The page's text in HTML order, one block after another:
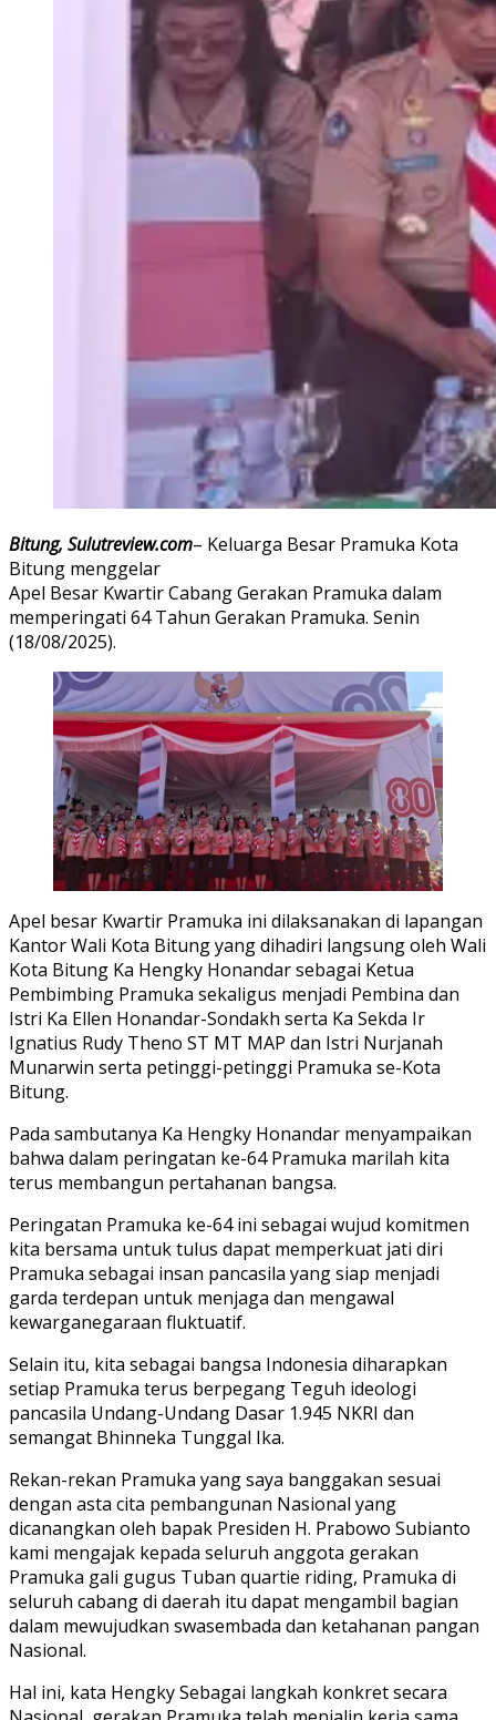
Bitung, Sulutreview.com– Keluarga Besar Pramuka Kota
Bitung menggelar
Apel Besar Kwartir Cabang Gerakan Pramuka dalam
memperingati 64 Tahun Gerakan Pramuka. Senin
(18/08/2025).
Apel besar Kwartir Pramuka ini dilaksanakan di lapangan
Kantor Wali Kota Bitung yang dihadiri langsung oleh Wali
Kota Bitung Ka Hengky Honandar sebagai Ketua
Pembimbing Pramuka sekaligus menjadi Pembina dan
Istri Ka Ellen Honandar-Sondakh serta Ka Sekda Ir
Ignatius Rudy Theno ST MT MAP dan Istri Nurjanah
Munarwin serta petinggi-petinggi Pramuka se-Kota
Bitung.
Pada sambutanya Ka Hengky Honandar menyampaikan
bahwa dalam peringatan ke-64 Pramuka marilah kita
terus membangun pertahanan bangsa.
Peringatan Pramuka ke-64 ini sebagai wujud komitmen
kita bersama untuk tulus dapat memperkuat jati diri
Pramuka sebagai insan pancasila yang siap menjadi
garda terdepan untuk menjaga dan mengawal
kewarganegaraan fluktuatif.
Selain itu, kita sebagai bangsa Indonesia diharapkan
setiap Pramuka terus berpegang Teguh ideologi
pancasila Undang-Undang Dasar 1.945 NKRI dan
semangat Bhinneka Tunggal Ika.
Rekan-rekan Pramuka yang saya banggakan sesuai
dengan asta cita pembangunan Nasional yang
dicanangkan oleh bapak Presiden H. Prabowo Subianto
kami mengajak kepada seluruh anggota gerakan
Pramuka gali gugus Tuban quartie riding, Pramuka di
seluruh cabang di daerah itu dapat mengambil bagian
dalam mewujudkan swasembada dan ketahanan pangan
Nasional.
Hal ini, kata Hengky Sebagai langkah konkret secara